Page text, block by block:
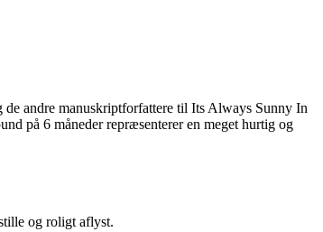
andre manuskriptforfattere til Its Always Sunny In
på 6 måneder repræsenterer en meget hurtig og
og roligt aflyst.